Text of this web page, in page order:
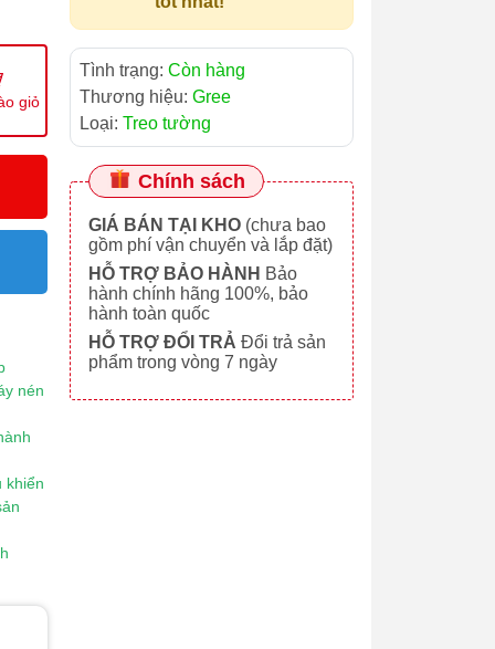
giỏ
nén
khiển
Tình trạng: Còn hàng
Thương hiệu: Gree
Loại: Treo tường
Chính sách
GIÁ BÁN TẠI KHO(chưa bao
gồm phí vận chuyển và lắp đặt)
HỖ TRỢ BẢO HÀNH Bảo
hành chính hãng 100%, bảo
hành toàn quốc
HỖ TRỢ ĐỔI TRẢ Đổi trả sản
phẩm trong vòng 7 ngày